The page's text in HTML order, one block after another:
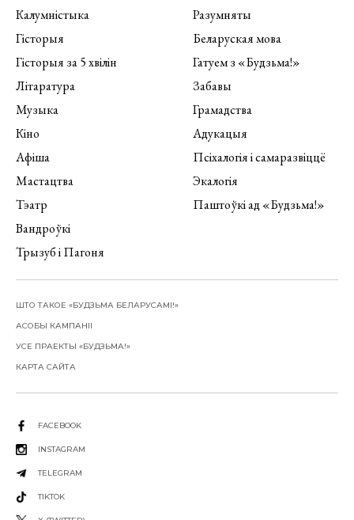
Калумністыка
Гісторыя
Гісторыя за 5 хвілін
Літаратура
Музыка
Кіно
Афіша
Мастацтва
Тэатр
Вандроўкі
Трызуб і Пагоня
Разумняты
Беларуская мова
Гатуем з «Будзьма!»
Забавы
Грамадства
Адукацыя
Псіхалогія і самаразвіццё
Экалогія
Паштоўкі ад «Будзьма!»
ШТО ТАКОЕ «БУДЗЬМА БЕЛАРУСАМІ!»
АСОБЫ КАМПАНІІ
УСЕ ПРАЕКТЫ «БУДЗЬМА!»
КАРТА САЙТА
FACEBOOK
INSTAGRAM
TELEGRAM
TIKTOK